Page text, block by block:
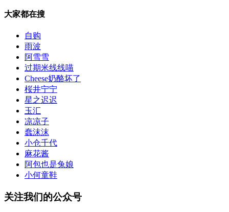
大家都在搜
自购
雨波
阿雪雪
过期米线线喵
Cheese奶酪坏了
桜井宁宁
星之迟迟
玉汇
凉凉子
蠢沫沫
小仓千代
麻花酱
阿包也是兔娘
小何童鞋
关注我们的公众号